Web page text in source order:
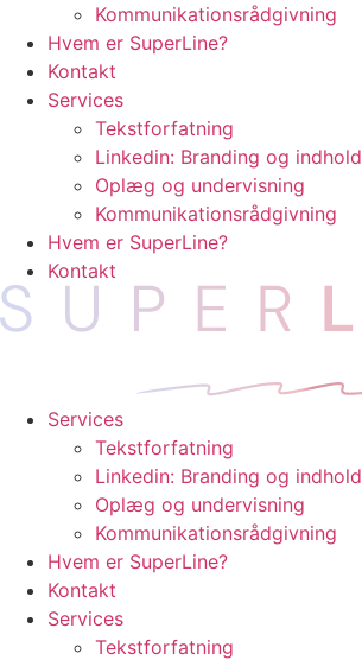
Kommunikationsrådgivning
Hvem er SuperLine?
Kontakt
Services
Tekstforfatning
Linkedin: Branding og indhold
Oplæg og undervisning
Kommunikationsrådgivning
Hvem er SuperLine?
Kontakt
Services
Tekstforfatning
Linkedin: Branding og indhold
Oplæg og undervisning
Kommunikationsrådgivning
Hvem er SuperLine?
Kontakt
Services
Tekstforfatning